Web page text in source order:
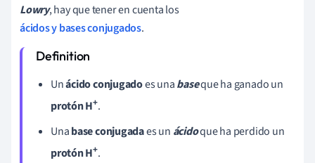
Lowry, hay que tener en cuenta los
ácidos y bases conjugados.
Unácido conjugadoes unabaseque ha ganado un
protónH+.
Unabase conjugadaes un ácidoque ha perdido un
protónH+.